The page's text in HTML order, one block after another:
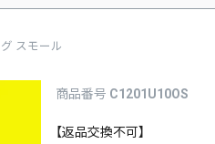
スモール
商品番号 C1201U10OS
【返品交換不可】